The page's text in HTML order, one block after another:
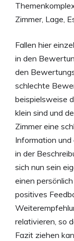
Zimmer, Lage,
Fallen hier
in den
den
schlechte
beispielsweise
klein sind und
Zimmer eine
Information
in der
sich nun sein
einen
positives
relativieren, so
Fazit ziehen